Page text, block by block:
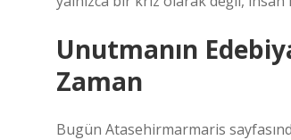
Unutmanın
Zaman
Bugün Atasehirmarmaris